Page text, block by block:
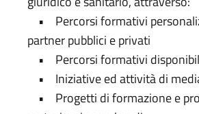
• Percorsi formativi
partner pubblici e privati
• Percorsi formativi
• Iniziative ed attività di
• Progetti di formazione e